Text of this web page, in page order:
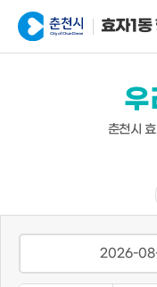
효자1동
우
춘천시